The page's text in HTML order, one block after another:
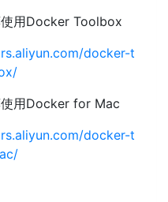
使用Docker Toolbox
docker-t
使用Docker for Mac
docker-t